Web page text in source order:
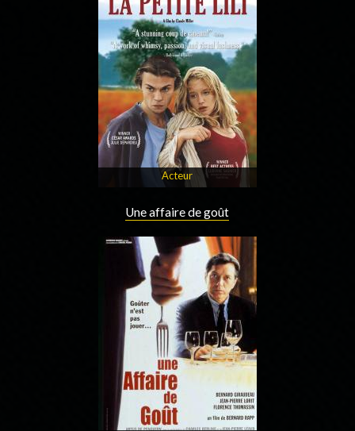
Acteur
Une affaire de goût